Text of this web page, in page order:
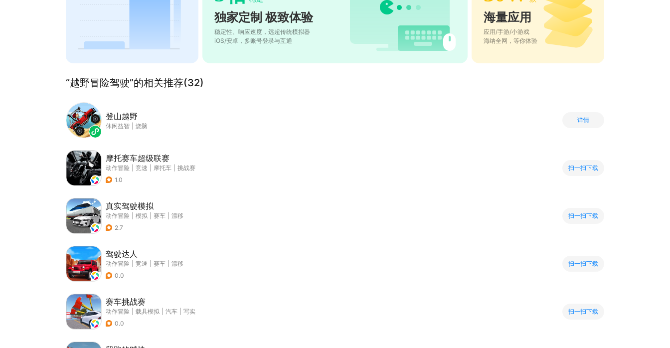
独家定制 极致体验
稳定性、响应速度，远超传统模拟器
iOS/安卓，多账号登录与互通
海量应用
应用/手游/小游戏
海纳全网，等你体验
“越野冒险驾驶”的相关推荐(32)
登山越野
休闲益智 烧脑
详情
摩托赛车超级联赛
动作冒险 竞速 摩托车
挑战赛
1.0
扫一扫下载
真实驾驶模拟
动作冒险 模拟 赛车
漂移
2.7
扫一扫下载
驾驶达人
动作冒险 竞速 赛车
漂移
0.0
扫一扫下载
赛车挑战赛
动作冒险 载具模拟 汽车
写实
0.0
扫一扫下载